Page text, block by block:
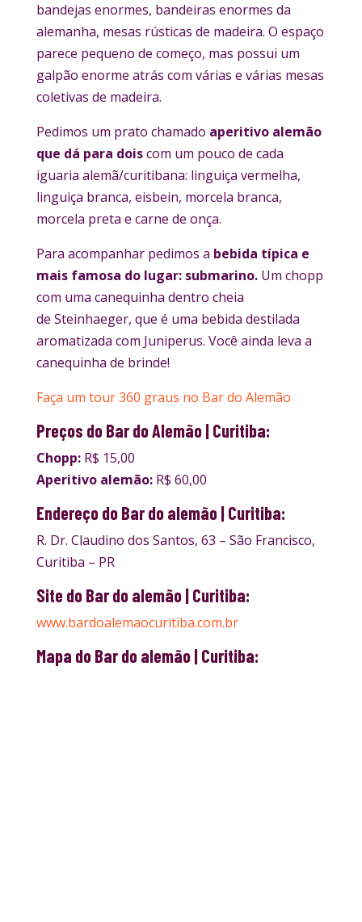
bandejas enormes, bandeiras enormes da
alemanha, mesas rústicas de madeira. O espaço
parece pequeno de começo, mas possui um
galpão enorme atrás com várias e várias mesas
coletivas de madeira.
Pedimos um prato chamado aperitivo alemão
que dá para doiscom um pouco de cada
iguaria alemã/curitibana: linguiça vermelha,
linguiça branca, eisbein, morcela branca,
morcela preta e carne de onça.
Para acompanhar pedimos a bebida típica e
mais famosa do lugar: submarino.Um chopp
com uma canequinha dentro cheia
de Steinhaeger, que é uma bebida destilada
aromatizada com Juniperus. Você ainda leva a
canequinha de brinde!
Faça um tour 360 graus no Bar do Alemão
Preços do Bar do Alemão | Curitiba:
Chopp: R$ 15,00
Aperitivo alemão: R$ 60,00
Endereço do Bar do alemão | Curitiba:
R. Dr. Claudino dos Santos, 63 – São Francisco,
Curitiba – PR
Site do Bar do alemão | Curitiba:
www.bardoalemaocuritiba.com.br
Mapa do Bar do alemão | Curitiba: